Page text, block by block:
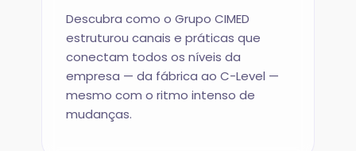
Descubra como o Grupo CIMED
estruturou canais e práticas que
conectam todos os níveis da
empresa — da fábrica ao C-Level —
mesmo com o ritmo intenso de
mudanças.